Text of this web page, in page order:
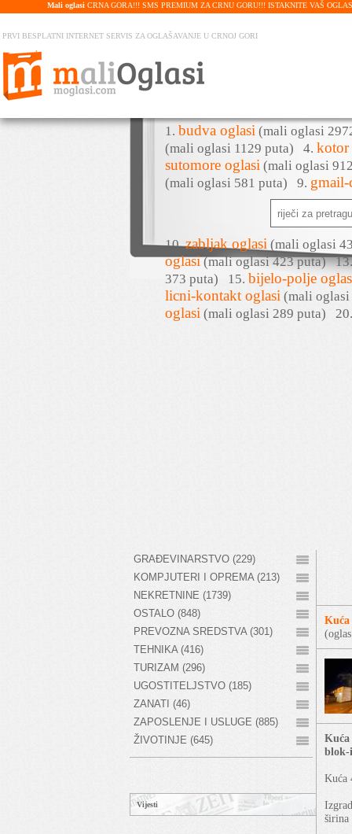
Mali oglasi CRNA GORA!!! SMS PREMIUM ZA CRNU GORU!!! ISTAKNITE VAŠ
PRVI BESPLATNI INTERNET SERVIS ZA OGLAŠAVANJE U CRNOJ GORI
1. budva oglasi (mali oglasi
(mali oglasi 1129 puta) 4. kotor
sutomore oglasi (mali oglasi
(mali oglasi 581 puta) 9. gmail-
10. zabljak oglasi (mali oglasi
oglasi(mali oglasi 423 puta)13.
373 puta) 15. bijelo-polje
licni-kontakt oglasi (mali
oglasi (mali oglasi 289 puta) 20.
GRAĐEVINARSTVO (229)
KOMPJUTERI I OPREMA (213)
NEKRETNINE (1739)
OSTALO (848)
PREVOZNA SREDSTVA (301)
TEHNIKA (416)
TURIZAM (296)
UGOSTITELJSTVO (185)
ZANATI (46)
ZAPOSLENJE I USLUGE (885)
ŽIVOTINJE (645)
Vijesti
Kuća
blok-
Kuća
širina